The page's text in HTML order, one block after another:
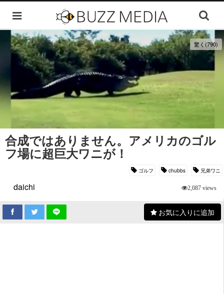
驚く(790)
合成ではありません。アメリカのゴル
フ場に超巨大ワニが！
ゴルフ chubbs 兄弟ワニ
daichi 2,087 views
お気に入りに追加